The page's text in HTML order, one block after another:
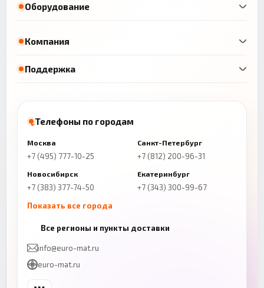
Оборудование
Компания
Поддержка
Телефоны по городам
Москва
+7 (495) 777-10-25
Санкт-Петербург
+7 (812) 200-96-31
Новосибирск
+7 (383) 377-74-50
Екатеринбург
+7 (343) 300-99-67
Показать все города
+7 (843) 206-01-30
Челябинск
+7 (343) 300-99-67
Все регионы и пункты доставки
info@euro-mat.ru
euro-mat.ru